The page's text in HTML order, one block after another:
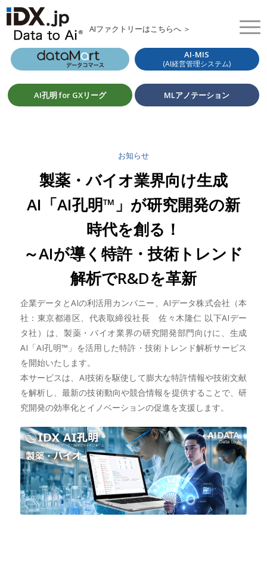
AIファクトリーはこちらへ ＞
AI-MIS
(AI経営管理システム)
AI孔明 for GXリーグ MLアノテーション
お知らせ
製薬・バイオ業界向け生成
AI「AI孔明™」が研究開発の新
時代を創る！
～AIが導く特許・技術トレンド
解析でR&Dを革新
企業データとAIの利活用カンパニー、AIデータ株式会社（本
社：東京都港区、代表取締役社長 佐々木隆仁 以下AIデー
タ社）は、製薬・バイオ業界の研究開発部門向けに、生成
AI「AI孔明™」を活用した特許・技術トレンド解析サービス
を開始いたします。
本サービスは、AI技術を駆使して膨大な特許情報や技術文献
を解析し、最新の技術動向や競合情報を提供することで、研
究開発の効率化とイノベーションの促進を支援します。